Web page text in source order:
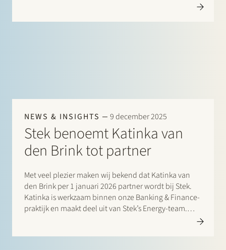
NEWS & INSIGHTS 9 december 2025
Stek benoemt Katinka van
den Brink tot partner
Met veel plezier maken wij bekend dat Katinka van
den Brink per 1 januari 2026 partner wordt bij Stek.
Katinka is werkzaam binnen onze Banking & Finance-
praktijk en maakt deel uit van Stek’s Energy-team.
Sinds haar overstap naar Stek heeft zij een belangrijke